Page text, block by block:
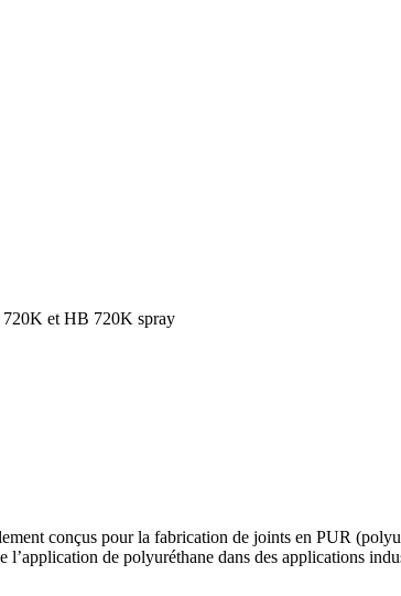
et HB 720K spray
conçus pour la fabrication de joints en PUR
de polyuréthane dans des applications